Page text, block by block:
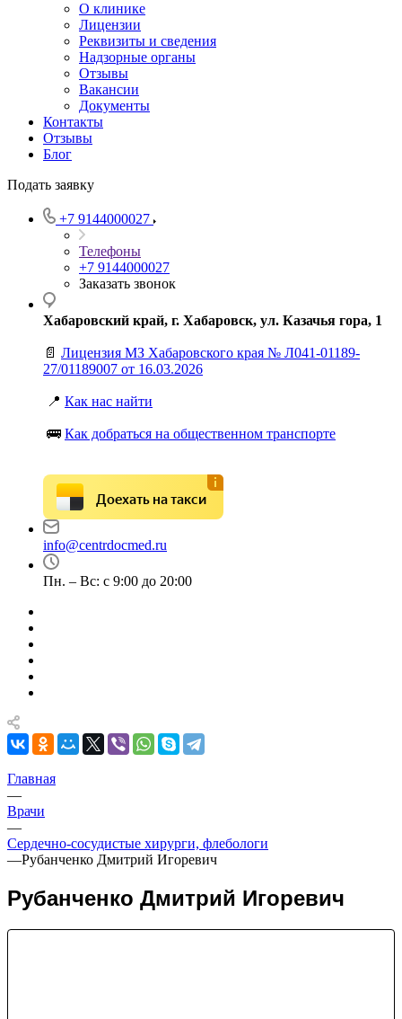
О клинике
Лицензии
Реквизиты и сведения
Надзорные органы
Отзывы
Вакансии
Документы
Контакты
Отзывы
Блог
Подать заявку
+7 9144000027
Телефоны
+7 9144000027
Заказать звонок
Хабаровский край, г. Хабаровск, ул. Казачья гора, 1
📄 Лицензия МЗ Хабаровского края № Л041-01189-
27/01189007 от 16.03.2026
📍 Как нас найти
🚌 Как добраться на общественном транспорте
Доехать на такси
info@centrdocmed.ru
Пн. – Вс: с 9:00 до 20:00
Главная
—
Врачи
—
Сердечно-сосудистые хирурги, флебологи
—Рубанченко Дмитрий Игоревич
Рубанченко Дмитрий Игоревич